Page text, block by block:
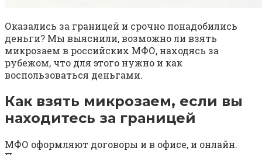
Оказались за границей и срочно понадобились
деньги? Мы выяснили, возможно ли взять
микрозаем в российских МФО, находясь за
рубежом, что для этого нужно и как
воспользоваться деньгами.
Как взять микрозаем, если вы
находитесь за границей
МФО оформляют договоры и в офисе, и онлайн.